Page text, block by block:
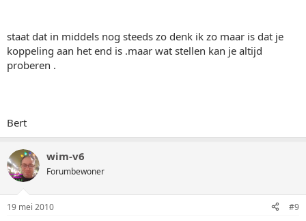
staat dat in middels nog steeds zo denk ik zo maar is dat je
koppeling aan het end is .maar wat stellen kan je altijd
proberen .
Bert
wim-v6
Forumbewoner
19 mei 2010 #9